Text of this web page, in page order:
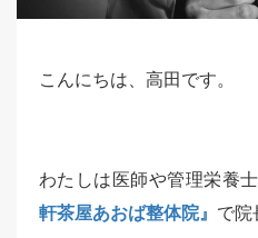
こんにちは、高田です。
わたしは医師や管理栄養
軒茶屋あおば整体院』 で院